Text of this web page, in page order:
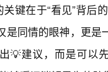
关键在于“看见”背后
是同情的眼神，更
💡建议，而是可以